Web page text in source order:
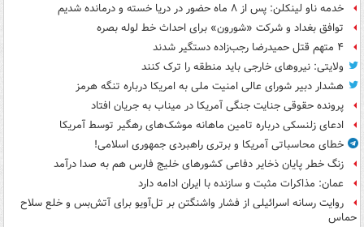
خدمه ناو لینکلن: پس از ۸ ماه حضور در دریا خسته و درمانده‌ شدیم
توافق بغداد و شرکت «شورون» برای احداث خط لوله بصره
۴ متهم قتل حمیدرضا رجب‌زاده دستگیر شدند
ولایتی: نیروهای خارجی باید منطقه را ترک کنند
هشدار دبیر شورای عالی امنیت ملی به امریکا درباره تنگه هرمز
پرونده حقوقی جنایت جنگی آمریکا در میناب به جریان افتاد
ادعای زلنسکی درباره تامین ماهانه موشک‌های رهگیر توسط آمریکا
خطای محاسباتی آمریکا و برتری راهبردی جمهوری اسلامی!
زنگ خطر پایان ذخایر دفاعی کشورهای خلیج فارس هم به صدا درآمد
عمان: مذاکرات مثبت و سازنده با ایران ادامه دارد
روایت رسانه اسرائیلی از فشار واشنگتن بر تل‌آویو برای آتش‌بس و خلع سلاح
حماس